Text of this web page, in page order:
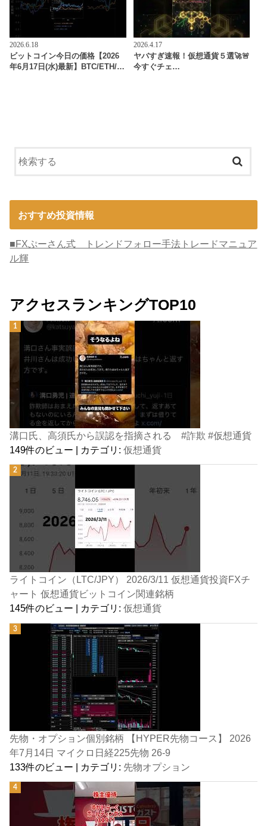
2026.6.18
ビットコイン今日の価格【2026
年6月17日(水)最新】BTC/ETH/…
2026.4.17
ヤバすぎ速報！仮想通貨５選🚀🚨
今すぐチェ…
おすすめ投資情報
■FXぷーさん式 トレンドフォロー手法トレードマニュア
ル輝
アクセスランキングTOP10
溝口氏、高須氏から誤認を指摘される #詐欺 #仮想通貨
149件のビュー | カテゴリ:仮想通貨
ライトコイン（LTC/JPY） 2026/3/11 仮想通貨投資FXチ
ャート 仮想通貨ビットコイン関連銘柄
145件のビュー
カテゴリ:仮想通貨
先物・オプション個別銘柄 【HYPER先物コース】 2026
年7月14日 マイクロ日経225先物 26-9
133件のビュー | カテゴリ: 先物オプション